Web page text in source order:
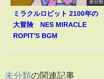
未分類
ミラクルロピット 2100年の
大冒険 NES MIRACLE
ROPIT'S BGM
未分類の関連記事